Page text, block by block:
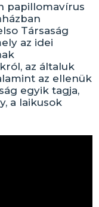
papillomavírus
Társaság
az idei
az általuk
az ellenük
egyik tagja,
a laikusok